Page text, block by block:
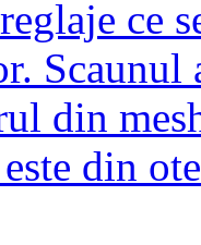
ce
Scaunul
din
din